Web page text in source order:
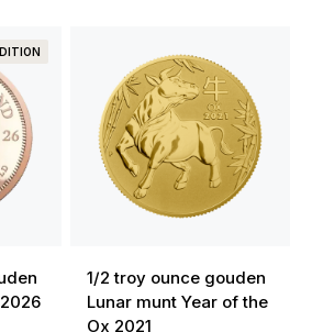
1/2 troy ounce gouden
Lunar munt Year of the
Ox 2021